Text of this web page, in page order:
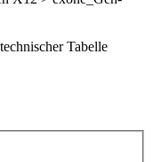
Tabelle